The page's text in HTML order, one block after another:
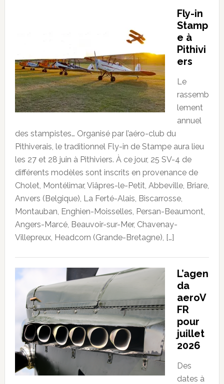
Fly-in
Stamp
e à
Pithivi
ers
Le
rassemb
lement
annuel
des stampistes… Organisé par l’aéro-club du
Pithiverais, le traditionnel Fly-in de Stampe aura lieu
les 27 et 28 juin à Pithiviers. À ce jour, 25 SV-4 de
différents modèles sont inscrits en provenance de
Cholet, Montélimar, Viâpres-le-Petit, Abbeville, Briare,
Anvers (Belgique), La Ferté-Alais, Biscarrosse,
Montauban, Enghien-Moisselles, Persan-Beaumont,
Angers-Marcé, Beauvoir-sur-Mer, Chavenay-
Villepreux, Headcorn (Grande-Bretagne), […]
L’agen
da
aeroV
FR
pour
juillet
2026
Des
dates à